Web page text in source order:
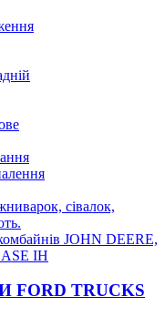
сівалок,
JOHN DEERE,
IH
TRUCKS